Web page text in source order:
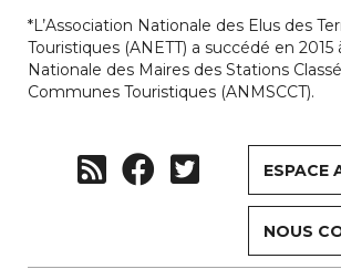
*L’Association Nationale des Elus des
Touristiques (ANETT) a succédé en 2015
Nationale des Maires des Stations
Communes Touristiques (ANMSCCT).
ESPACE
NOUS